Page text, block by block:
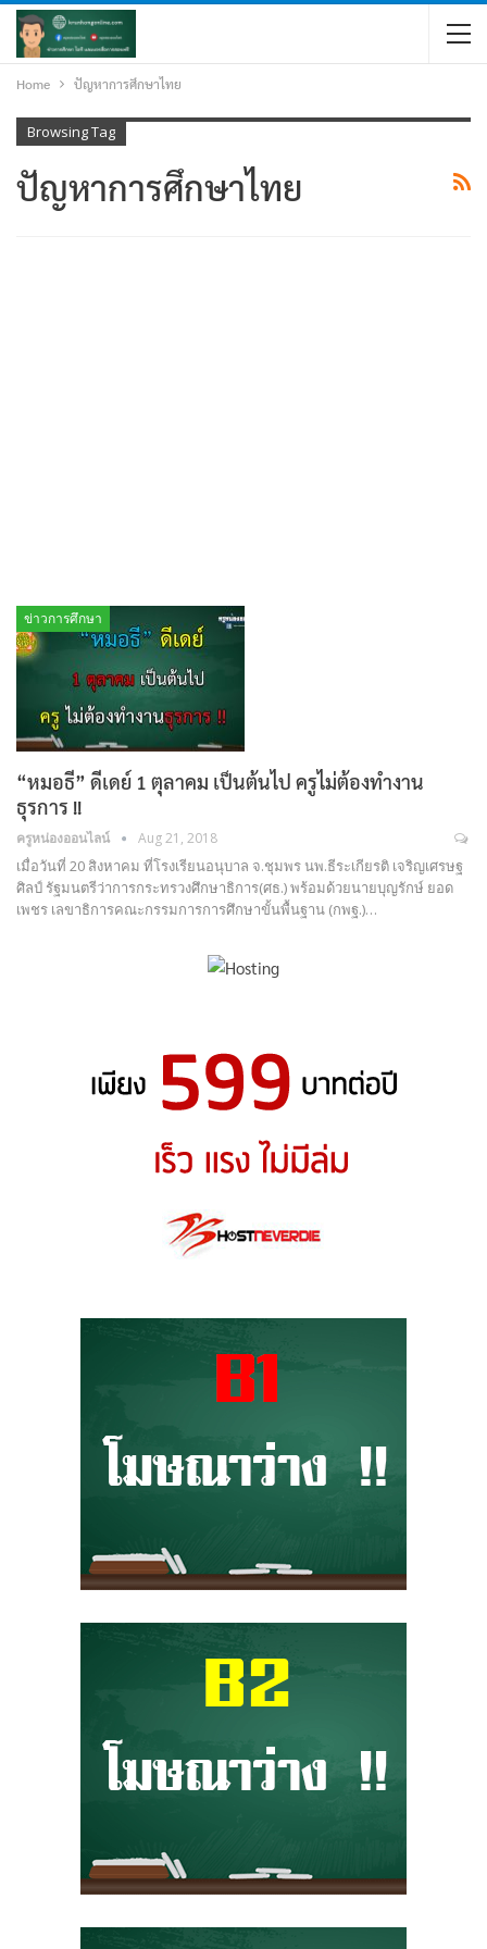
Home ปัญหาการศึกษาไทย
Browsing Tag
ปัญหาการศึกษาไทย
ข่าวการศึกษา
“หมอธี” ดีเดย์ 1 ตุลาคม เป็นต้นไป ครูไม่ต้องทำงาน
ธุรการ !!
ครูหน่องออนไลน์ Aug 21, 2018
เมื่อวันที่ 20 สิงหาคม ที่โรงเรียนอนุบาล จ.ชุมพร นพ.ธีระเกียรติ เจริญเศรษฐ
ศิลป์ รัฐมนตรีว่าการกระทรวงศึกษาธิการ(ศธ.) พร้อมด้วยนายบุญรักษ์ ยอด
เพชร เลขาธิการคณะกรรมการการศึกษาขั้นพื้นฐาน (กพฐ.)…